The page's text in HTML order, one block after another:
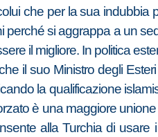
che per la sua indubbia
perché si aggrappa a un
il migliore. In politica
il suo Ministro degli
la qualificazione
è una maggiore
alla Turchia di